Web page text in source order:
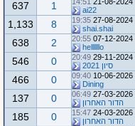
ai22
1
637
27-08-2024
19:35
shai.shai
8
1,133
07-12-2024
20:55
hellllllo
2
638
29-11-2024
20:49
סיון 2021
0
546
10-06-2026
09:40
Dining
0
466
27-03-2026
06:49
הדור האחרון
0
137
24-03-2026
15:47
הדור האחרון
0
185